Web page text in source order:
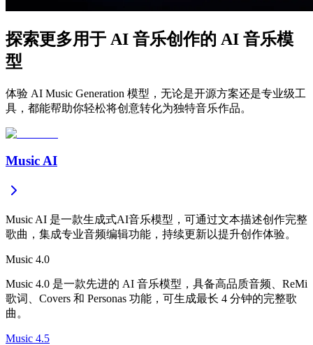
探索更多用于 AI 音乐创作的 AI 音乐模
型
体验 AI Music Generation 模型，无论是开源方案还是专业级工
具，都能帮助你轻松将创意转化为独特音乐作品。
Music AI
Music AI 是一款生成式AI音乐模型，可通过文本描述创作完整
歌曲，集成专业音频编辑功能，持续更新以提升创作体验。
Music 4.0
Music 4.0 是一款先进的 AI 音乐模型，具备高品质音频、ReMi
歌词、Covers 和 Personas 功能，可生成最长 4 分钟的完整歌
曲。
Music 4.5